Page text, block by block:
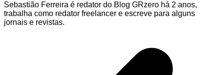
Sebastião Ferreira é redator do Blog GRzero há 2 anos,
trabalha como redator freelancer e escreve para alguns
jornais e revistas.